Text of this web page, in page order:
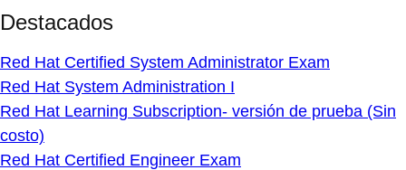
Destacados
Red Hat Certified System Administrator Exam
Red Hat System Administration I
Red Hat Learning Subscription- versión de prueba (Sin
costo)
Red Hat Certified Engineer Exam